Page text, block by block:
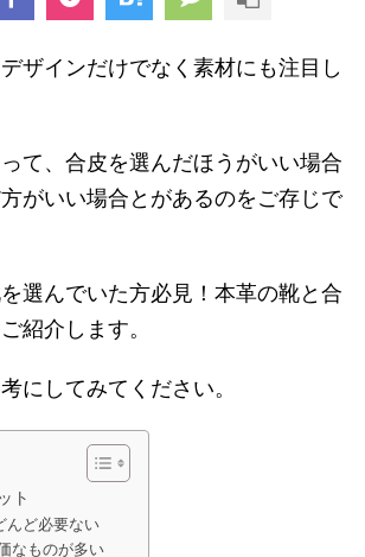
ザインだけでなく素材にも注目し
て、合皮を選んだほうがいい場合
がいい場合とがあるのをご存じで
選んでいた方必見！本革の靴と合
紹介します。
にしてみてください。
ト
んど必要ない
なものが多い